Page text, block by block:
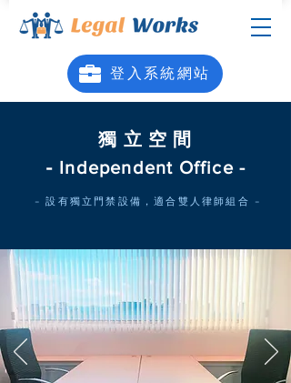
登入系統網站
獨 立 空 間
- Independent Office -
- 設有獨立門禁設備，適合雙人律師組合 -